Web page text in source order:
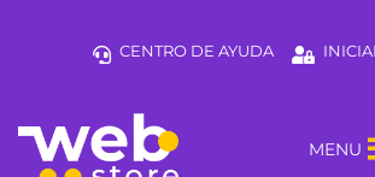
CENTRO DE AYUDA
MENU